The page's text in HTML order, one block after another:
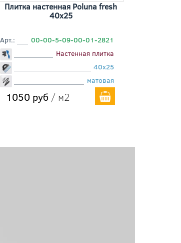
Плитка настенная Poluna fresh
40x25
Арт.:
00-00-5-09-00-01-2821
Настенная плитка
40x25
матовая
1050 руб / м2